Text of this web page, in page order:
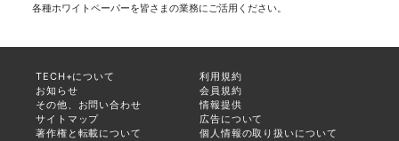
各種ホワイトペーパーを皆さまの業務にご活用ください。
TECH+について
利用規約
お知らせ
会員規約
その他、お問い合わせ
情報提供
サイトマップ
広告について
著作権と転載について
個人情報の取り扱いについて